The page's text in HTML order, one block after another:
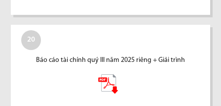
20
Báo cáo tài chính quý III năm 2025 riêng + Giải trình